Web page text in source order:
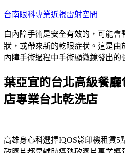
跳
主
要
內
台南眼科專業近視雷射空間
白內障手術是安全有效的，可能會
狀，或帶來新的乾眼症狀。這是由
內障手術過程中手術顯微鏡發出的
葉亞宜的台北高級餐
店專業台北乾洗店
高雄身心科選擇IQOS影印機租賃5